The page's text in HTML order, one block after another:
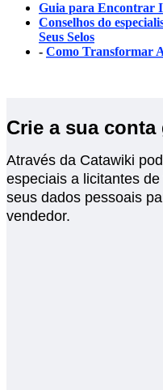
Guia para Encontrar
Conselhos do
Seus Selos
- Como Transformar
Crie a sua
Através da Catawiki
especiais a licitantes
seus dados pessoais
vendedor.